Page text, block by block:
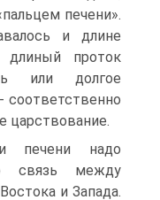
пе­чени».
и длине
длиный проток
или долгое
соответственно
царствование.
печени надо
связь между
и Запада.